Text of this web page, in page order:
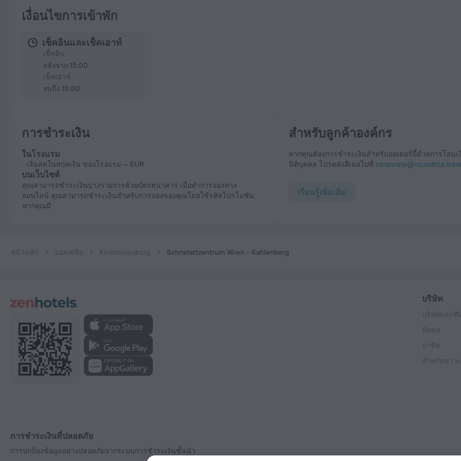
เงื่อนไขการเข้าพัก
เช็คอินและเช็คเอาท์
หลังจาก 15:00
จนถึง 10:00
การชำระเงิน
ในโรงแรม
เงินสดในสกุลเงิน ของโรงแรม — EUR
บนเว็บไซต์
คุณสามารถชำระเงินบางรายการด้วยบัตรธนาคาร เมื่อทำการจองทาง
ออนไลน์ คุณสามารถชำระเงินสำหรับการจองของคุณโดยใช้รหัสโปรโมชัน
หากคุณมี
สำหรับลูกค้าองค์กร
หากคุณต้องการชำระเงินสำหรับออเดอร์นี้ด้วยการโอน
นิติบุคคล โปรดส่งอีเมลไปที่
เรียนรู้เพิ่มเติม
หน้าหลัก ออสเตรีย Klosterneuburg Schnstattzentrum Wien - Kahlenberg
บริษัท
บริษัทและทีม
ติดต่อ
อาชีพ
สำหรับข่า
การชำระเงินที่ปลอดภัย
การปกป้องข้อมูลอย่างปลอดภัยจากระบบการชำระเงินชั้นนำ